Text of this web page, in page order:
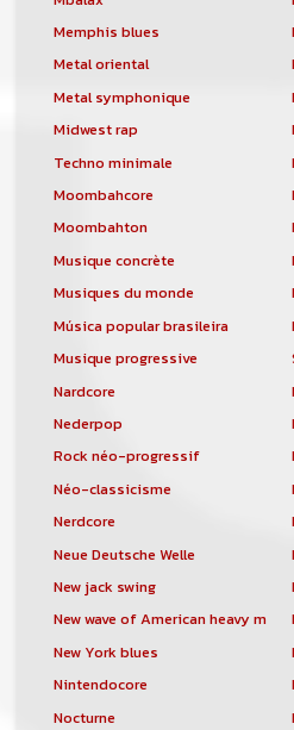
Memphis blues
Metal oriental
Metal symphonique
Midwest rap
Techno minimale
Moombahcore
Moombahton
Musique concrète
Musiques du monde
Música popular brasileira
Musique progressive
Nardcore
Nederpop
Rock néo-progressif
Néo-classicisme
Nerdcore
Neue Deutsche Welle
New jack swing
New wave of American heavy metal
New York blues
Nintendocore
Nocturne